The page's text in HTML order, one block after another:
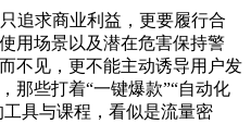
追求商业利益，更要履行合
用场景以及潜在危害保持警
不见，更不能主动诱导用户发
那些打着“一键爆款”“自动化
工具与课程，看似是流量密